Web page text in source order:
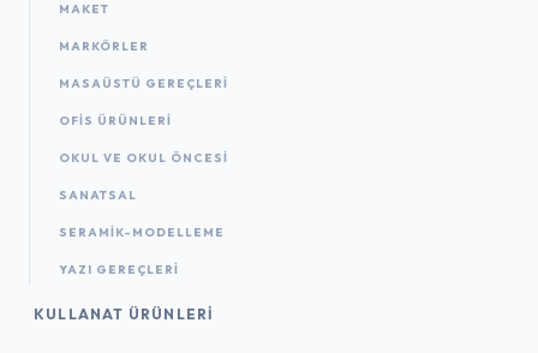
MAKET
MARKÖRLER
MASAÜSTÜ GEREÇLERI
OFIS ÜRÜNLERI
OKUL VE OKUL ÖNCESİ
SANATSAL
SERAMİK-MODELLEME
YAZI GEREÇLERI
KULLANAT ÜRÜNLERI